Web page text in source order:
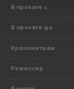
В прокате с
В прокате до
Хронометраж
Режиссер